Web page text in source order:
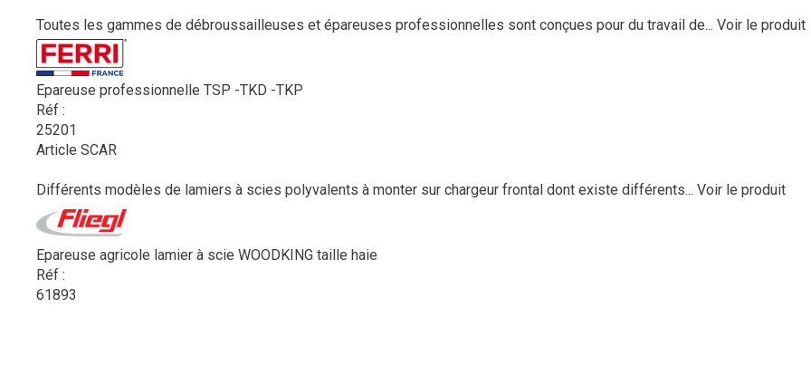
Toutes les gammes de débroussailleuses et épareuses professionnelles sont conçues pour du travail de... Voir le produit
Epareuse professionnelle TSP -TKD -TKP
Réf :
25201
Article SCAR
Différents modèles de lamiers à scies polyvalents à monter sur chargeur frontal dont existe différents... Voir le produit
Epareuse agricole lamier à scie WOODKING taille haie
Réf :
61893